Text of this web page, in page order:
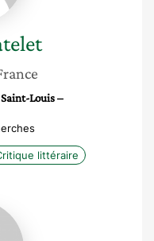
Louis –
littéraire